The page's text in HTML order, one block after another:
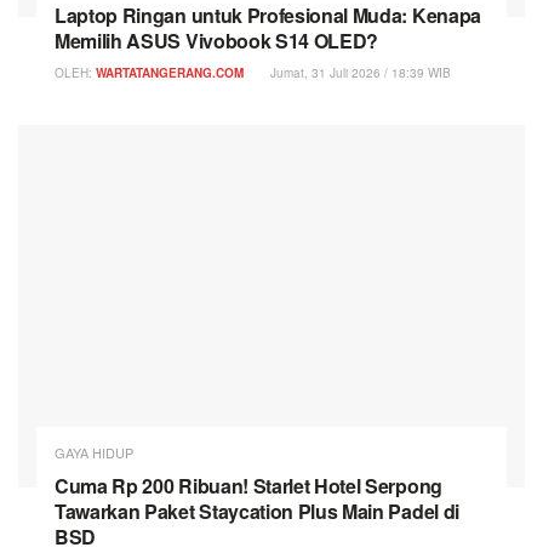
Laptop Ringan untuk Profesional Muda: Kenapa
Memilih ASUS Vivobook S14 OLED?
OLEH: WARTATANGERANG.COM Jumat, 31 Juli 2026 / 18:39 WIB
GAYA HIDUP
Cuma Rp 200 Ribuan! Starlet Hotel Serpong
Tawarkan Paket Staycation Plus Main Padel di
BSD